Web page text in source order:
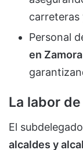
carreteras
Personal
en Zamora
La labor
El
alcaldes y